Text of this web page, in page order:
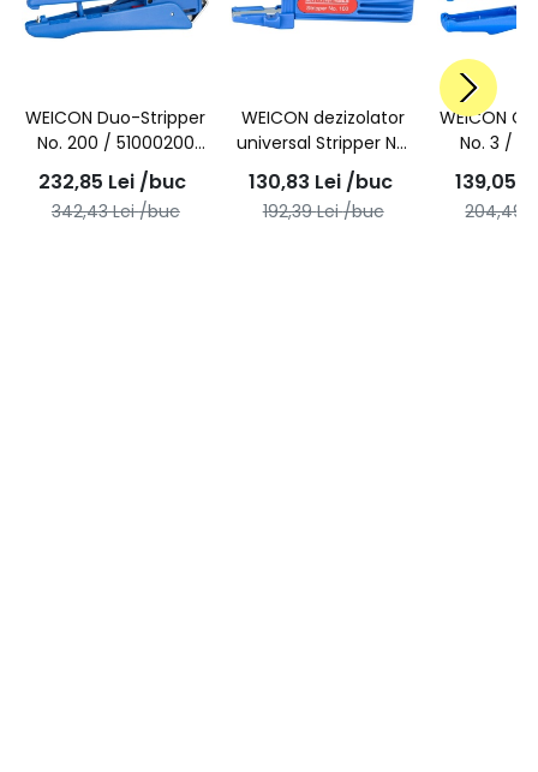
WEICON Duo-Stripper
No. 200 / 51000200
(10006853)
232,85 Lei /buc
342,43Lei /buc
WEICON dezizolator
universal Stripper No.
100/ 51000100
(10006798)
130,83 Lei /buc
192,39Lei /buc
WEICON
No. 3 /
139,05
204,49